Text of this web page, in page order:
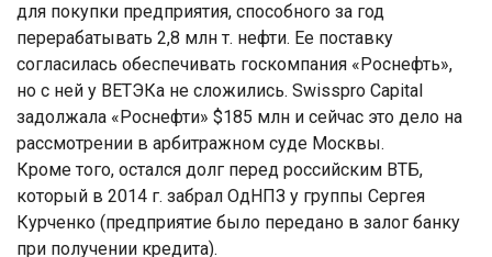
для покупки предприятия, способного за год
перерабатывать 2,8 млн т. нефти. Ее поставку
согласилась обеспечивать госкомпания «Роснефть»,
но с ней у ВЕТЭКа не сложились. Swisspro Capital
задолжала «Роснефти» $185 млн и сейчас это дело на
рассмотрении в арбитражном суде Москвы.
Кроме того, остался долг перед российским ВТБ,
который в 2014 г. забрал ОдНПЗ у группы Сергея
Курченко (предприятие было передано в залог банку
при получении кредита).